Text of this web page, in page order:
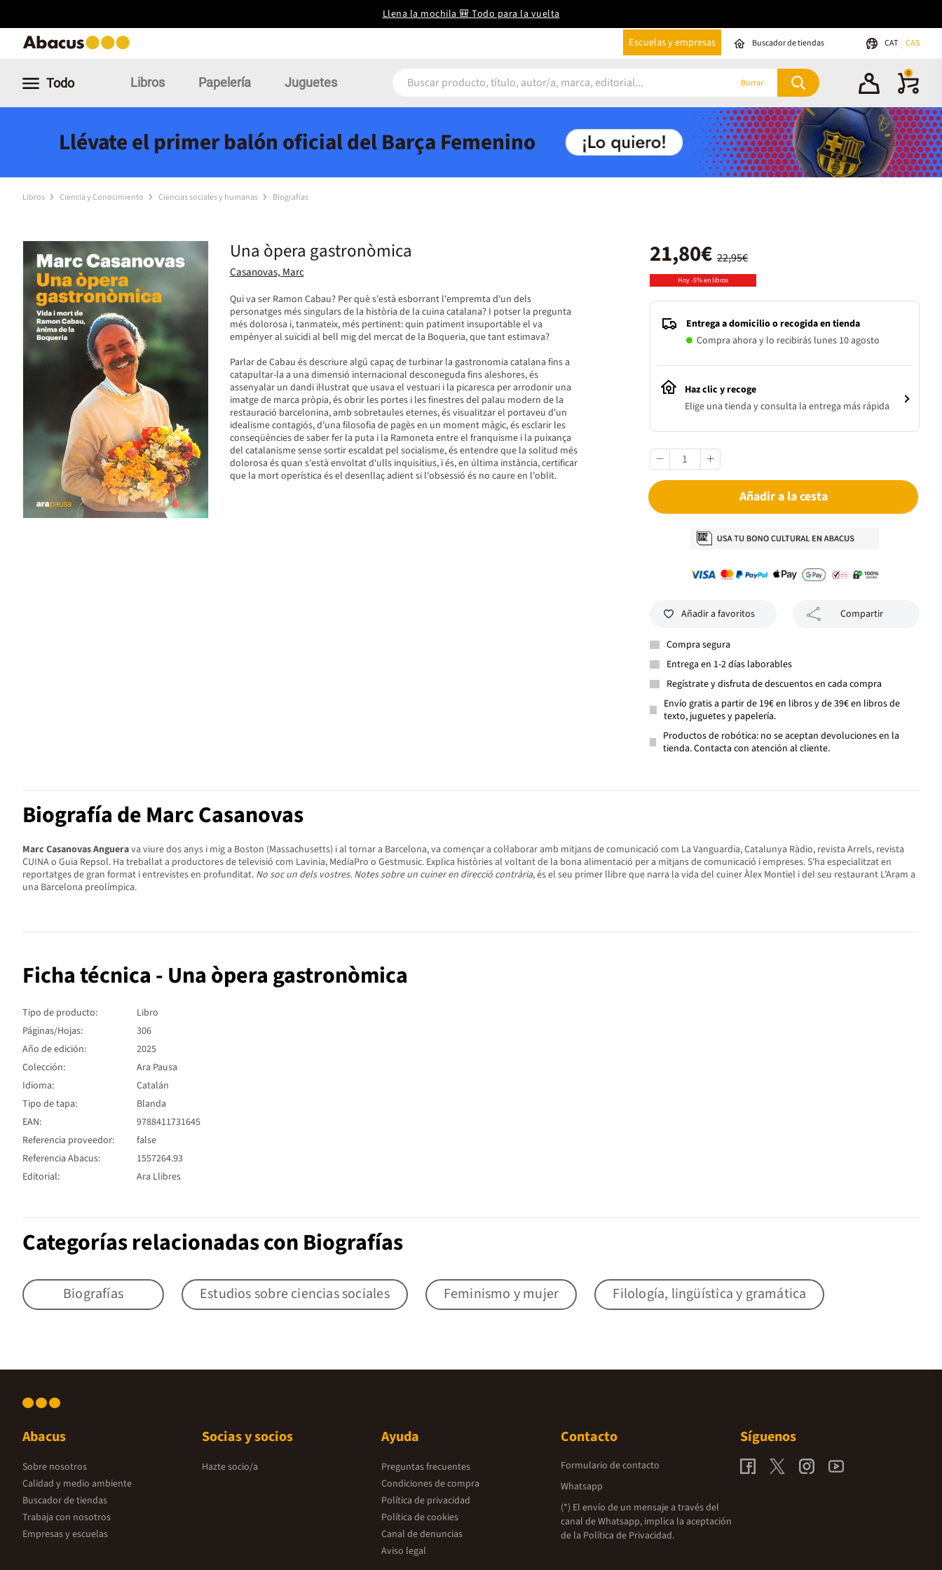
Llena la mochila 🎒 Todo para la vuelta
Escuelas y empresas Buscador de tiendas CAT CAS
Todo Libros Papelería Juguetes Borrar
0
Llévate el primer balón oficial del Barça Femenino
Libros Ciencia y Conocimiento Ciencias sociales y humanas Biografías
Una òpera gastronòmica
Casanovas, Marc
Qui va ser Ramon Cabau? Per què s'està esborrant l'empremta d'un dels
personatges més singulars de la història de la cuina catalana? I potser la pregunta
més dolorosa i, tanmateix, més pertinent: quin patiment insuportable el va
empènyer al suïcidi al bell mig del mercat de la Boqueria, que tant estimava?
Parlar de Cabau és descriure algú capaç de turbinar la gastronomia catalana fins a
catapultar-la a una dimensió internacional desconeguda fins aleshores, és
assenyalar un dandi il·lustrat que usava el vestuari i la picaresca per arrodonir una
imatge de marca pròpia, és obrir les portes i les finestres del palau modern de la
restauració barcelonina, amb sobretaules eternes, és visualitzar el portaveu d'un
idealisme contagiós, d'una filosofia de pagès en un moment màgic, és esclarir les
conseqüències de saber fer la puta i la Ramoneta entre el franquisme i la puixança
del catalanisme sense sortir escaldat pel socialisme, és entendre que la solitud més
dolorosa és quan s'està envoltat d'ulls inquisitius, i és, en última instància, certificar
que la mort operística és el desenllaç adient si l'obsessió és no caure en l'oblit.
22,95€
21,80€
Hoy -5% en libros
Entrega a domicilio o recogida en tienda
Compra ahora y lo recibirás lunes 10 agosto
Haz clic y recoge
Elige una tienda y consulta la entrega más rápida
Añadir a la cesta
Añadir a favoritos Compartir
Compra segura
Entrega en 1-2 días laborables
Regístrate y disfruta de descuentos en cada compra
Envío gratis a partir de 19€ en libros y de 39€ en libros de
texto, juguetes y papelería.
Productos de robótica: no se aceptan devoluciones en la
tienda. Contacta con atención al cliente.
Biografía de Marc Casanovas
Marc Casanovas Anguerava viure dos anys i mig a Boston (Massachusetts) i al tornar a Barcelona, va començar a col·laborar amb mitjans de comunicació com La Vanguardia, Catalunya Ràdio, revista Arrels, revista
CUINA o Guia Repsol. Ha treballat a productores de televisió com Lavinia, MediaPro o Gestmusic. Explica històries al voltant de la bona alimentació per a mitjans de comunicació i empreses. S'ha especialitzat en
reportatges de gran format i entrevistes en profunditat. No soc un dels vostres. Notes sobre un cuiner en direcció contrària, és el seu primer llibre que narra la vida del cuiner Àlex Montiel i del seu restaurant L’Aram a
una Barcelona preolímpica.
Ficha técnica - Una òpera gastronòmica
Tipo de producto:
Libro
Páginas/Hojas:
306
Año de edición:
2025
Colección:
Ara Pausa
Idioma:
Catalán
Tipo de tapa:
Blanda
EAN:
9788411731645
Referencia proveedor:
false
Referencia Abacus:
1557264.93
Editorial:
Ara Llibres
Categorías relacionadas con Biografías
Biografías Estudios sobre ciencias sociales Feminismo y mujer Filología, lingüística y gramática
Abacus
Sobre nosotros
Calidad y medio ambiente
Buscador de tiendas
Trabaja con nosotros
Empresas y escuelas
Socias y socios
Hazte socio/a
Ayuda
Preguntas frecuentes
Condiciones de compra
Política de privacidad
Política de cookies
Canal de denuncias
Aviso legal
Contacto
Formulario de contacto
Whatsapp
(*) El envío de un mensaje a través del
canal de Whatsapp, implica la aceptación
de la Política de Privacidad.
Síguenos